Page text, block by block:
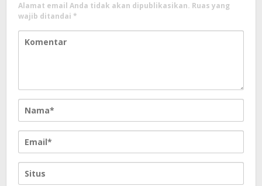
Alamat email Anda tidak akan dipublikasikan. Ruas yang
wajib ditandai *